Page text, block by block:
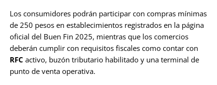
Los consumidores podrán participar con compras mínimas
de 250 pesos en establecimientos registrados en la página
oficial del Buen Fin 2025, mientras que los comercios
deberán cumplir con requisitos fiscales como contar con
RFC activo, buzón tributario habilitado y una terminal de
punto de venta operativa.